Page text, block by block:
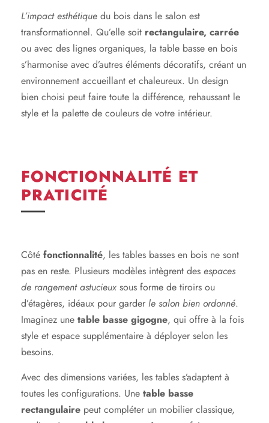
L’impact esthétique du bois dans le salon est
transformationnel. Qu’elle soit rectangulaire, carrée
ou avec des lignes organiques, la table basse en bois
s’harmonise avec d’autres éléments décoratifs, créant un
environnement accueillant et chaleureux. Un design
bien choisi peut faire toute la différence, rehaussant le
style et la palette de couleurs de votre intérieur.
FONCTIONNALITÉ ET
PRATICITÉ
Côté fonctionnalité, les tables basses en bois ne sont
pas en reste. Plusieurs modèles intègrent des espaces
de rangement astucieux sous forme de tiroirs ou
d’étagères, idéaux pour garder le salon bien ordonné.
Imaginez une table basse gigogne, qui offre à la fois
style et espace supplémentaire à déployer selon les
besoins.
Avec des dimensions variées, les tables s’adaptent à
toutes les configurations. Une table basse
rectangulaire peut compléter un mobilier classique,